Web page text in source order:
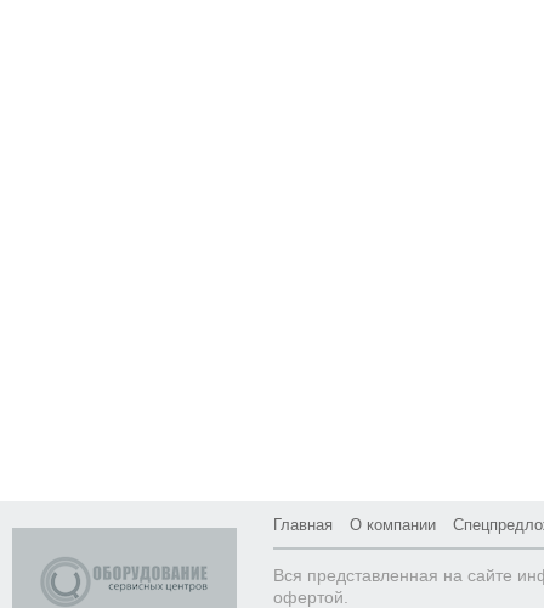
Главная О компании
Вся представленная на сайте
офертой.